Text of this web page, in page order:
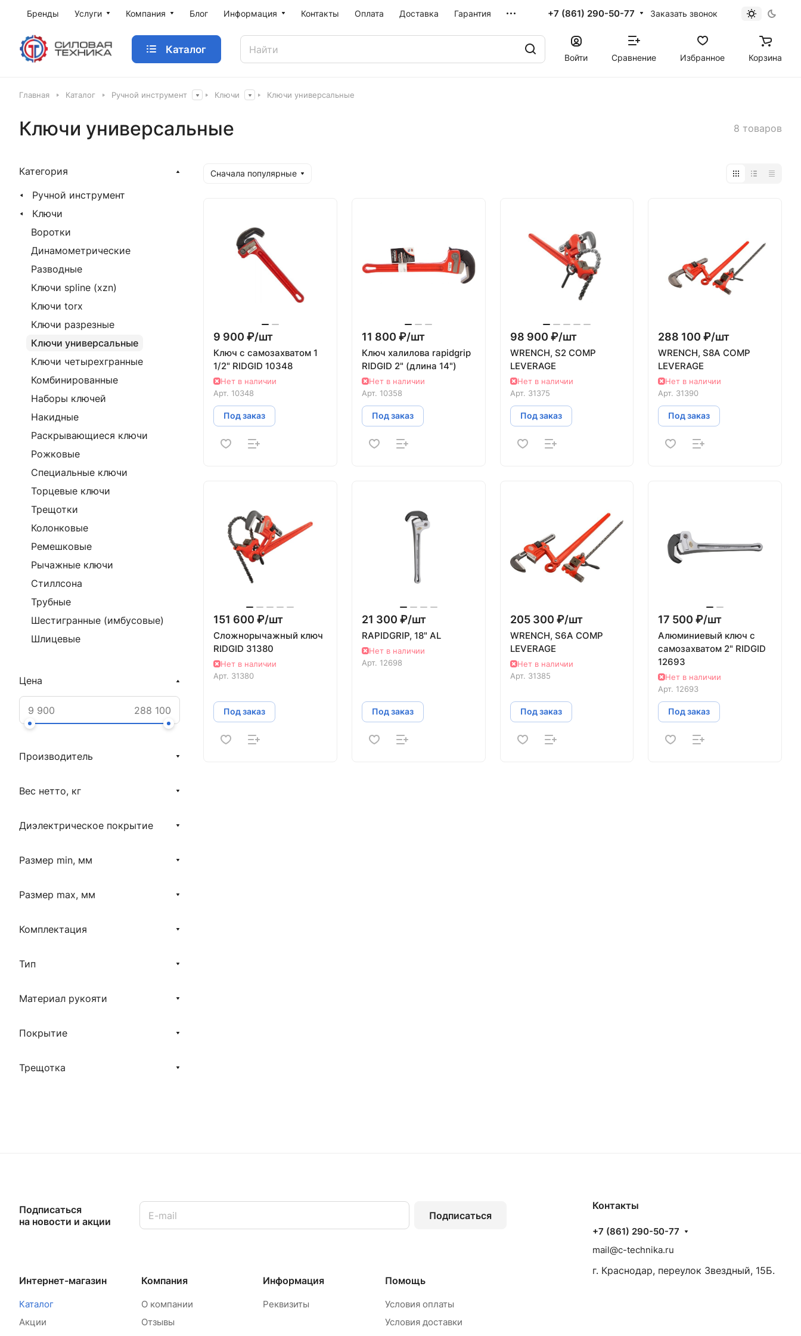
Бренды Услуги Компания Блог Информация Контакты Оплата Доставка Гарантия +7 (861) 290-50-77 Заказать звонок
Каталог
Войти Сравнение Избранное Корзина
Главная Каталог Ручной инструмент Ключи Ключи универсальные
Ключи универсальные 8 товаров
Сначала популярные
9 900 ₽/шт
Ключ с самозахватом 1
1/2" RIDGID 10348
Нет в наличии
Арт. 10348
Под заказ
11 800 ₽/шт
Ключ халилова rapidgrip
RIDGID 2" (длина 14")
Нет в наличии
Арт. 10358
Под заказ
98 900 ₽/шт
WRENCH, S2 COMP
LEVERAGE
Нет в наличии
Арт. 31375
Под заказ
288 100 ₽/шт
WRENCH, S8A COMP
LEVERAGE
Нет в наличии
Арт. 31390
Под заказ
151 600 ₽/шт
Сложнорычажный ключ
RIDGID 31380
Нет в наличии
Арт. 31380
Под заказ
21 300 ₽/шт
RAPIDGRIP, 18" AL
Нет в наличии
Арт. 12698
Под заказ
205 300 ₽/шт
WRENCH, S6A COMP
LEVERAGE
Нет в наличии
Арт. 31385
Под заказ
17 500 ₽/шт
Алюминиевый ключ с
самозахватом 2" RIDGID
12693
Нет в наличии
Арт. 12693
Под заказ
Категория
Ручной инструмент
Ключи
Воротки
Динамометрические
Разводные
Ключи spline (xzn)
Ключи torx
Ключи разрезные
Ключи универсальные
Ключи четырехгранные
Комбинированные
Наборы ключей
Накидные
Раскрывающиеся ключи
Рожковые
Специальные ключи
Торцевые ключи
Трещотки
Колонковые
Ремешковые
Рычажные ключи
Стиллсона
Трубные
Шестигранные (имбусовые)
Шлицевые
Цена
Производитель
Вес нетто, кг
Диэлектрическое покрытие
Размер min, мм
Размер max, мм
Комплектация
Тип
Материал рукояти
Покрытие
Трещотка
Подписаться
на новости и акции
Подписаться
Интернет-магазин
Каталог
Акции
Компания
О компании
Отзывы
Информация
Реквизиты
Помощь
Условия оплаты
Условия доставки
Контакты
+7 (861) 290-50-77
mail@c-technika.ru
г. Краснодар, переулок Звездный, 15Б.